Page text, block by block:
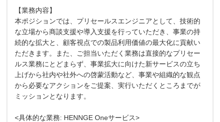
【業務内容】
本ポジションでは、プリセールスエンジニアとして、技術的
な立場から商談支援や導入支援を行っていただき、事業の持
続的な拡大と、顧客視点での製品利用価値の最大化に貢献い
ただきます。また、ご担当いただく業務は直接的なプリセー
ルス業務にとどまらず、事業拡大に向けた新サービスの立ち
上げから社内や社外への啓蒙活動など、事業や組織的な観点
から必要なアクションをご提案、実行いただくところまでが
ミッションとなります。
<具体的な業務: HENNGE Oneサービス>